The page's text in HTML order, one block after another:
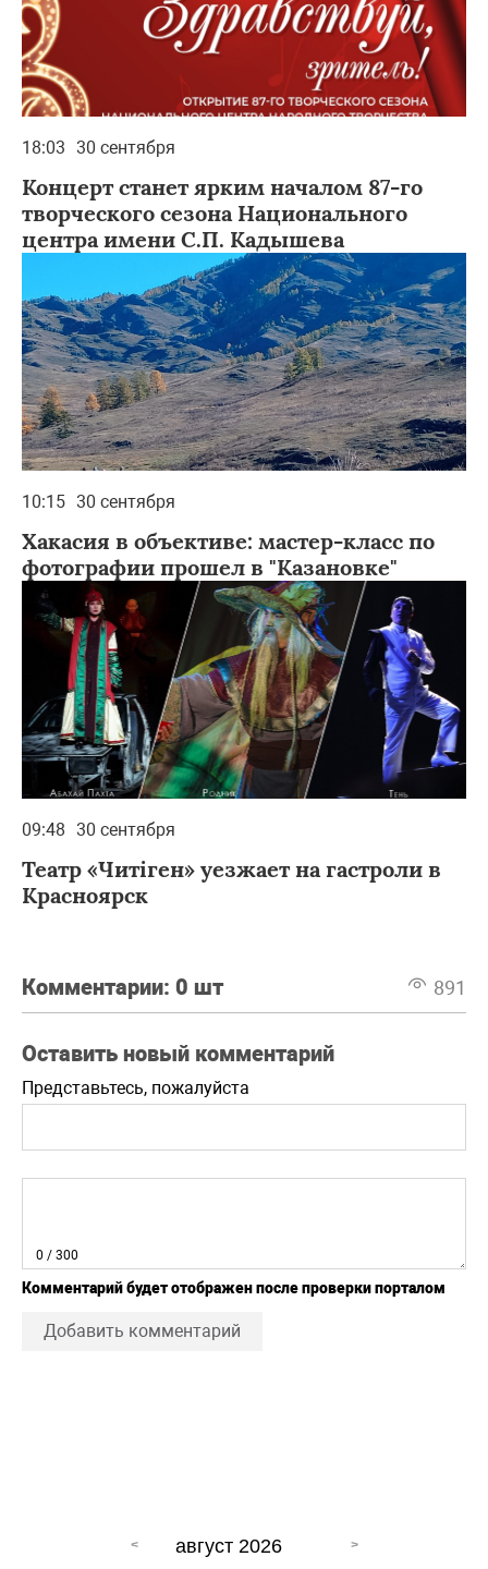
18:03 30 сентября
Концерт станет ярким началом 87-го
творческого сезона Национального
центра имени С.П. Кадышева
10:15 30 сентября
Хакасия в объективе: мастер-класс по
фотографии прошел в "Казановке"
09:48 30 сентября
Театр «Читiген» уезжает на гастроли в
Красноярск
Комментарии: 0 шт 891
Оставить новый комментарий
Представьтесь, пожалуйста
0 / 300
Комментарий будет отображен после проверки порталом
Добавить комментарий
август 2026